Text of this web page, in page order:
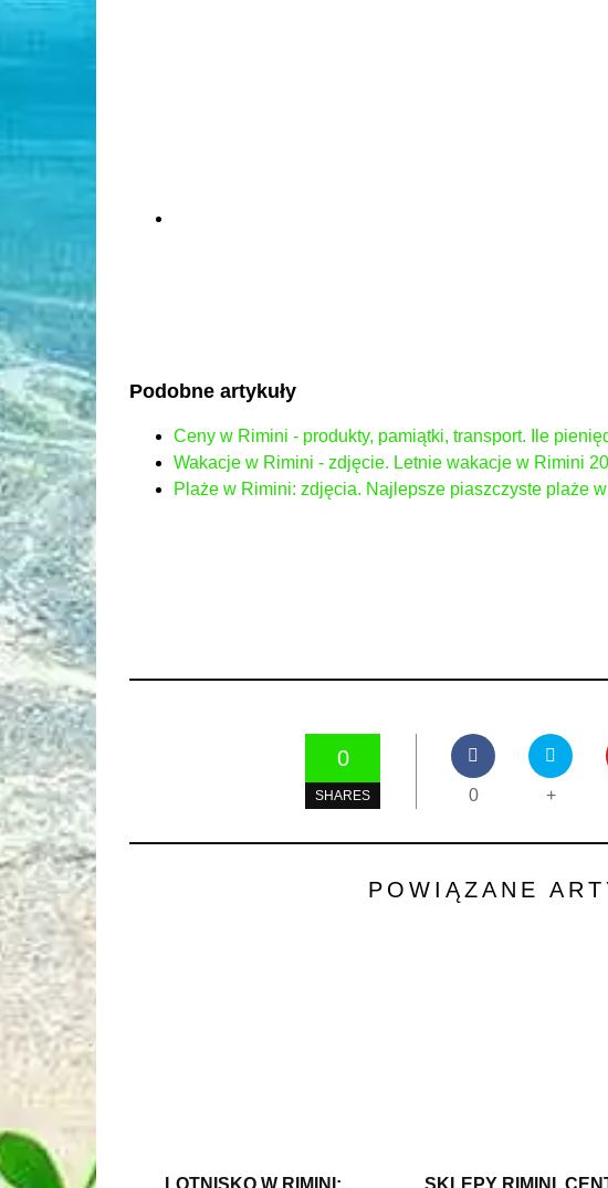
Podobne artykuły
Ceny w Rimini - produkty, pamiątki, transport. Ile
Wakacje w Rimini - zdjęcie. Letnie wakacje w Rimini
Plaże w Rimini: zdjęcia. Najlepsze piaszczyste plaże
0
SHARES 0 +
POWIĄZANE
LOTNISKO W RIMINI: SKLEPY RIMINI.